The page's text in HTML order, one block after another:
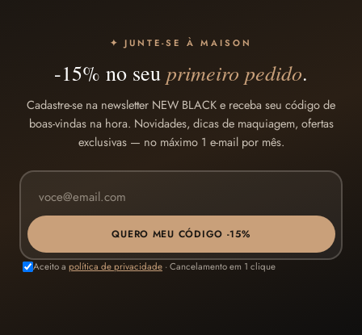
✦ JUNTE-SE À MAISON
-15% no seu primeiro pedido.
Cadastre-se na newsletter NEW BLACK e receba seu código de
boas-vindas na hora. Novidades, dicas de maquiagem, ofertas
exclusivas — no máximo 1 e-mail por mês.
QUERO MEU CÓDIGO -15%
Aceito a política de privacidade · Cancelamento em 1 clique